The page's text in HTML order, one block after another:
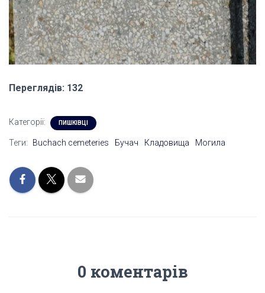
Переглядів: 132
Категорії: ПИШКІВЦІ
Теги: Buchach cemeteries Бучач Кладовища Могила
0 коментарів